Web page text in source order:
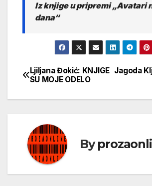
Iz knjige u pripremi „Avatari
dana“
Кретање
чланка
Jagoda
Ljiljana Đokić: KNJIGE
SU MOJE ODELO
By